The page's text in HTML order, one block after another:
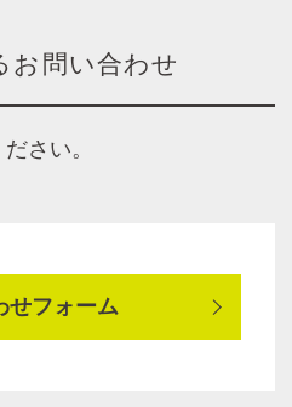
お問い合わせ
さい。
せフォーム